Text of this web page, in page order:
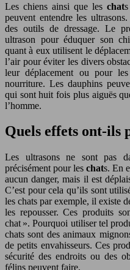
Les chiens ainsi que les chat
peuvent entendre les
des outils de dressage. Le
ultrason pour éduquer son
quant à eux utilisent le
l’air pour éviter les divers
leur déplacement ou pour
nourriture. Les dauphins
qui sont huit fois plus aiguës
l’homme.
Quels effets ont-ils
Les ultrasons ne sont pas
précisément pour leschats. En
aucun danger, mais il est
C’est pour cela qu’ils sont
les chats par exemple, il existe
les repousser. Ces produits
chat ». Pourquoi utiliser tel
chats sont des animaux
de petits envahisseurs. Ces
sécurité des endroits ou des
félins peuvent faire.